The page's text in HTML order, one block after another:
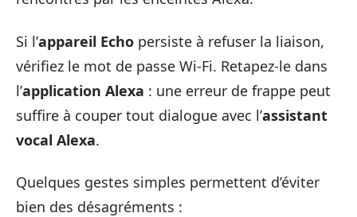
Si l’appareil Echo persiste à refuser la liaison,
vérifiez le mot de passe Wi-Fi. Retapez-le dans
l’application Alexa : une erreur de frappe peut
suffire à couper tout dialogue avec l’assistant
vocal Alexa.
Quelques gestes simples permettent d’éviter
bien des désagréments :